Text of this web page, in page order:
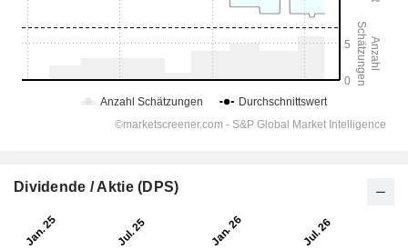
Dividende / Aktie (DPS)